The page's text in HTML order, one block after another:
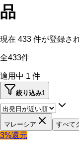
品
現在 433 件が登録さ
全433件
適用中 1 件
絞り込み1
マレーシア すべて
3%還元